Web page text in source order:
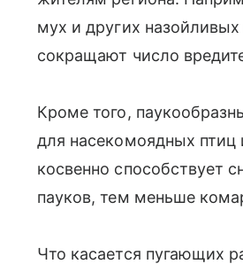
мух и других
сокращают число
Кроме того,
для насекомоядных
косвенно способствует
пауков, тем меньше
Что касается пугающих